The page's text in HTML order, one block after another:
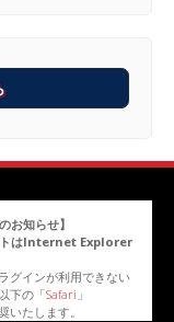
知らせ】
トはInternet Explorer
グインが利用できない
下の「Safari 」
いたします。